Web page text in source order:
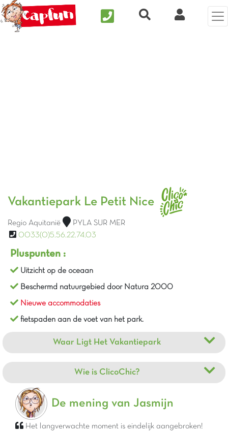
Nous contacterRecherche rapide
Mijn Clix
Vakantiepark Le Petit Nice
Regio Aquitanië
PYLA SUR MER
0033(0)5.56.22.74.03
Pluspunten :
Uitzicht op de oceaan
Beschermd natuurgebied door Natura 2000
Nieuwe accommodaties
fietspaden aan de voet van het park.
Waar Ligt Het Vakantiepark
Wie is ClicoChic?
De mening van Jasmijn
Het langverwachte moment is eindelijk aangebroken!